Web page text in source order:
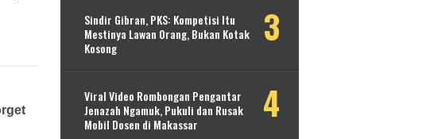
Sindir Gibran, PKS: Kompetisi Itu
Mestinya Lawan Orang, Bukan Kotak
Kosong
Viral Video Rombongan Pengantar
Jenazah Ngamuk, Pukuli dan Rusak
Mobil Dosen di Makassar